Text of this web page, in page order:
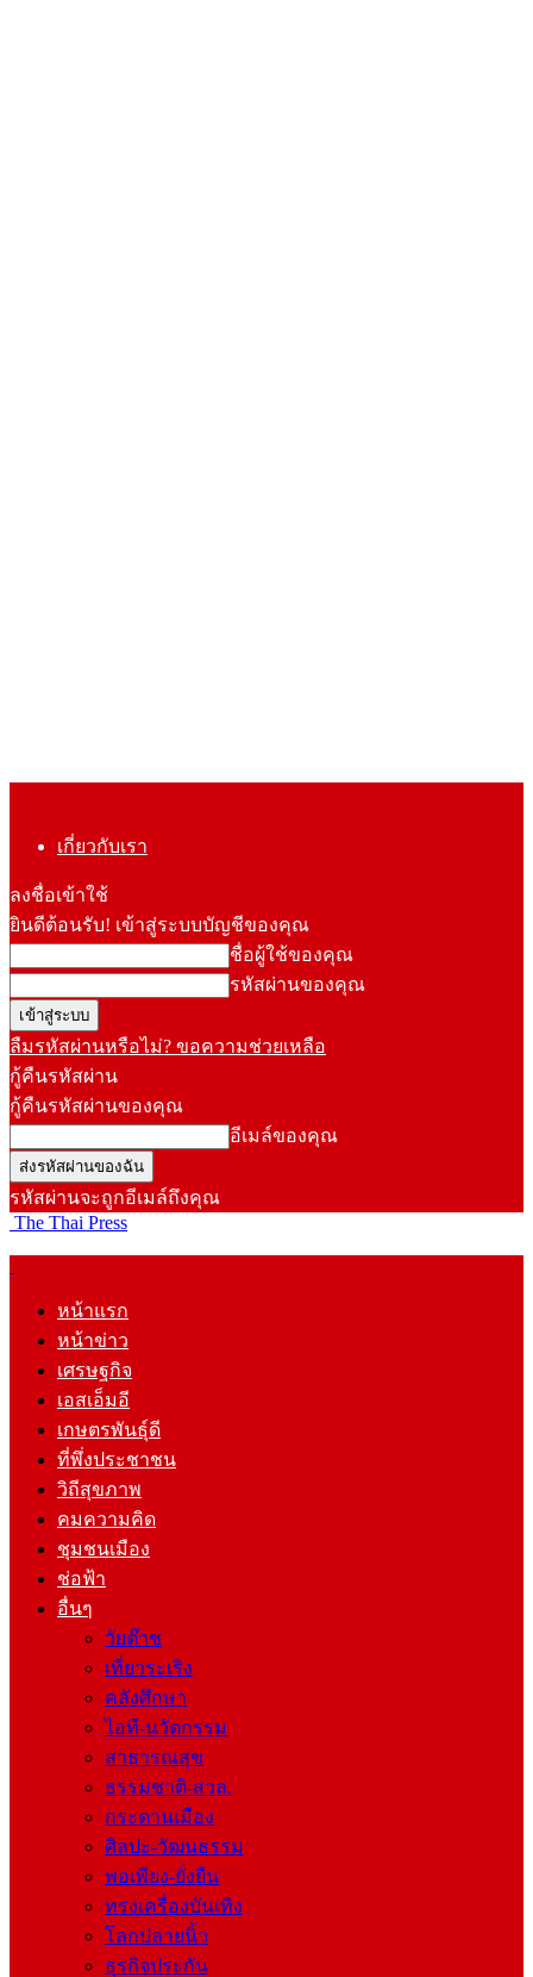
เกี่ยวกับเรา
ลงชื่อเข้าใช้
ยินดีต้อนรับ! เข้าสู่ระบบบัญชีของคุณ
ชื่อผู้ใช้ของคุณ
รหัสผ่านของคุณ
ลืมรหัสผ่านหรือไม่? ขอความช่วยเหลือ
กู้คืนรหัสผ่าน
กู้คืนรหัสผ่านของคุณ
อีเมล์ของคุณ
รหัสผ่านจะถูกอีเมล์ถึงคุณ
The Thai Press
หน้าแรก
หน้าข่าว
เศรษฐกิจ
เอสเอ็มอี
เกษตรพันธุ์ดี
ที่พึ่งประชาชน
วิถีสุขภาพ
คมความคิด
ชุมชนเมือง
ช่อฟ้า
อื่นๆ
วัยต๊าช
เที่ยวระเริง
คลังศึกษา
ไอที-นวัตกรรม
สาธารณสุข
ธรรมชาติ-สวล.
กระดานเมือง
ศิลปะ-วัฒนธรรม
พอเพียง-ยั่งยืน
ทรงเครื่องบันเทิง
โลกปลายนิ้ว
ธุรกิจประกัน